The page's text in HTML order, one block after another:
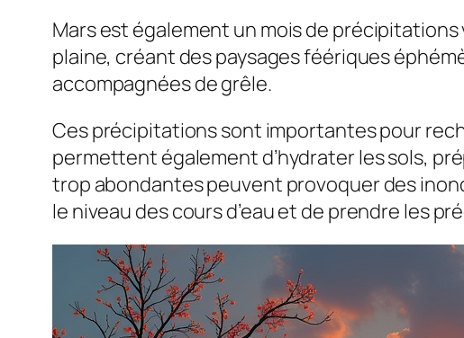
Mars est également un mois de
plaine, créant des paysages féériques
accompagnées de grêle.
Ces précipitations sont importantes pour
permettent également d’hydrater les sols,
trop abondantes peuvent provoquer des
le niveau des cours d’eau et de prendre les